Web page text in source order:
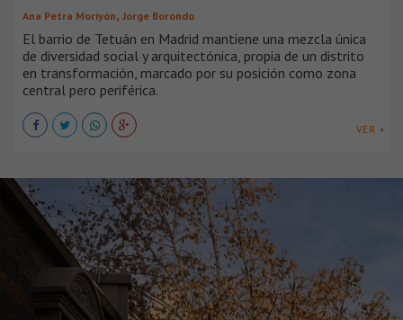
Ana Petra Moriyón, Jorge Borondo
El barrio de Tetuán en Madrid mantiene una mezcla única
de diversidad social y arquitectónica, propia de un distrito
en transformación, marcado por su posición como zona
central pero periférica.
VER +